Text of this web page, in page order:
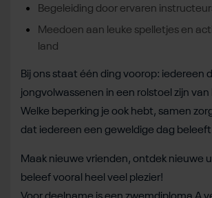
Begeleiding door ervaren
Meedoen aan leuke spelletjes en
land
Bij ons staat één ding voorop: iedereen
jongvolwassenen in een rolstoel zijn
Welke beperking je ook hebt, samen
dat iedereen een geweldige dag
Maak nieuwe vrienden, ontdek nieuwe
beleef vooral heel veel plezier!